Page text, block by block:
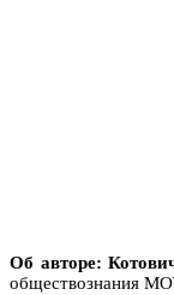
Об авторе:
обществознания